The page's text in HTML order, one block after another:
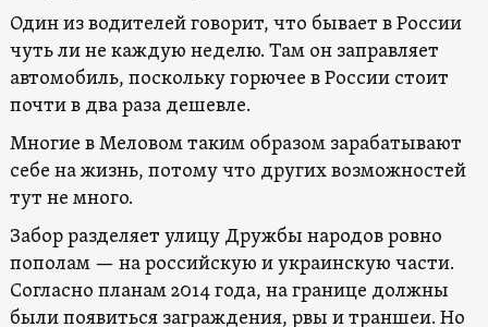
Один из водителей говорит, что бывает в России
чуть ли не каждую неделю. Там он заправляет
автомобиль, поскольку горючее в России стоит
почти в два раза дешевле.
Многие в Меловом таким образом зарабатывают
себе на жизнь, потому что других возможностей
тут не много.
Забор разделяет улицу Дружбы народов ровно
пополам — на российскую и украинскую части.
Согласно планам 2014 года, на границе должны
были появиться заграждения, рвы и траншеи. Но